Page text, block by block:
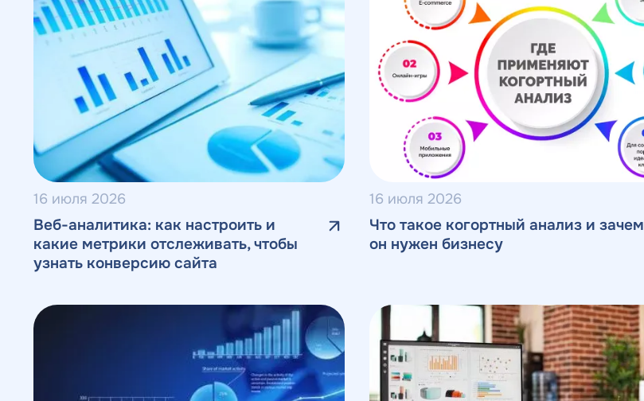
16 июля 2026
Веб-аналитика: как настроить и
какие метрики отслеживать, чтобы
узнать конверсию сайта
16 июля 2026
Что такое когортный анализ и зачем
он нужен бизнесу